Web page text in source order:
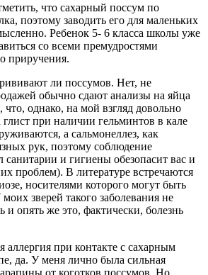
что сахарный поссум по
поэтому заводить его для маленьких
Ребенок 5- 6 класса школы уже
со всеми премудростями
приручения.
ли поссумов. Нет, не
обычно сдают анализы на яйца
что, однако, на мой взгляд довольно
при наличии гельминтов в кале
а сальмонеллез, как
рук, поэтому соблюдение
санитарии и гигиены обезопасит вас и
проблем). В литературе встречаются
носителями которого могут быть
зверей такого заболевания не
и опять же это, фактически, болезнь
аллергия при контакте с сахарным
да. У меня лично была сильная
от коготков поссумов. Но